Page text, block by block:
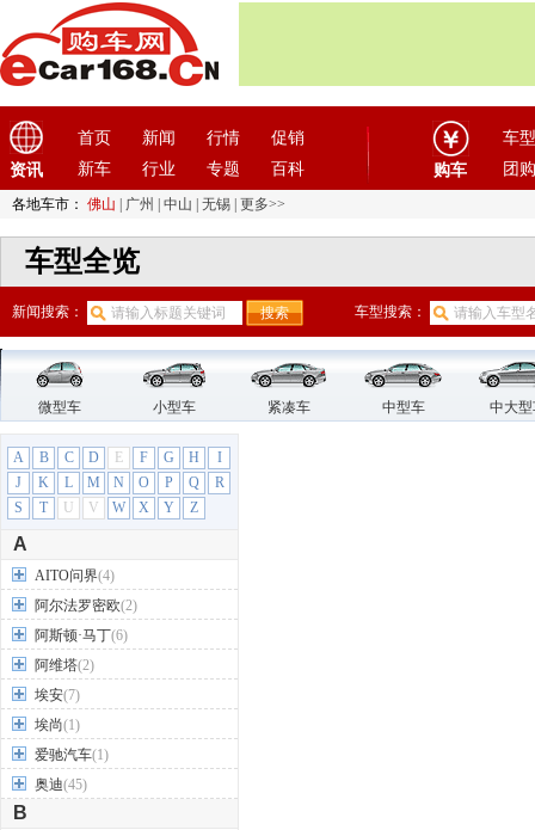
资讯
首页 新闻 行情
促销
新车
行业 专题 百科 购车
车型
团购
各地车市： 佛山 广州 中山 无锡 更多>>
车型全览
新闻搜索： 车型搜索：
微型车 小型车 紧凑车 中型车 中大
A B C D E F G H
I
J
K L M N O P Q
R
S
T U V W X Y Z
A
AITO问界(4)
阿尔法罗密欧(2)
阿斯顿·马丁(6)
阿维塔(2)
埃安(7)
埃尚(1)
爱驰汽车(1)
奥迪(45)
B